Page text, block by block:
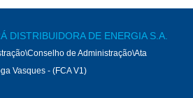
DISTRIBUIDORA DE ENERGIA S.A.
de Administração\Ata
Vasques - (FCA V1)